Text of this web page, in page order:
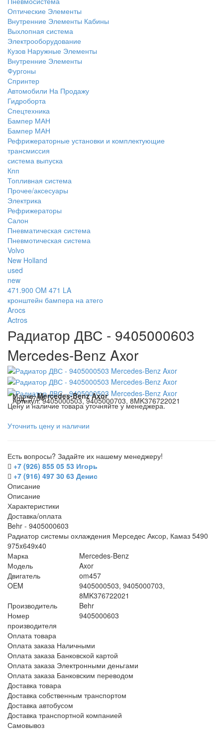
Оптические Элементы
Внутренние Элементы Кабины
Выхлопная система
Электрооборудование
Кузов Наружные Элементы
Внутренние Элементы
Фургоны
Спринтер
Автомобили На Продажу
Гидроборта
Спецтехника
Бампер МАН
Бампер МАН
Рефрижераторные установки и комплектующие
трансмиссия
система выпуска
Кпп
Топливная система
Прочее/аксесуары
Электрика
Рефрижераторы
Салон
Пневматическая система
Пневмотическая система
Volvo
New Holland
used
new
471.900 OM 471 LA
кронштейн бампера на атего
Arocs
Actros
Радиатор ДВС - 9405000603
Mercedes-Benz Axor
Марка:Mercedes-Benz Axor
Код:5704
Артикул:9405000503, 9405000703, 8MK376722021
Цену и наличие товара уточняйте у менеджера.
Уточнить цену и наличии
Есть вопросы? Задайте их нашему менеджеру!
+7 (926) 855 05 53 Игорь
+7 (916) 497 30 63 Денис
Описание
Описание
Характеристики
Доставка/оплата
Behr - 9405000603
Радиатор системы охлаждения Мерседес Аксор, Камаз 5490
975x649x40
Марка
Mercedes-Benz
Модель
Axor
Двигатель
om457
OEM
9405000503, 9405000703,
8MK376722021
Производитель
Behr
Номер
производителя
9405000603
Оплата товара
Оплата заказа Наличными
Оплата заказа Банковской картой
Оплата заказа Электронными деньгами
Оплата заказа Банковским переводом
Доставка товара
Доставка собственным транспортом
Доставка автобусом
Доставка транспортной компанией
Самовывоз